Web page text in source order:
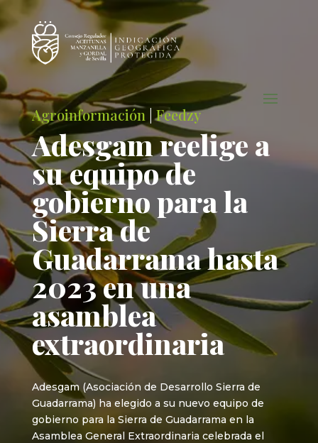
Agroinformación |Feedzy
Adesgam reelige a
su equipo de
gobierno para la
Sierra de
Guadarrama hasta
2023 en una
asamblea
extraordinaria
Adesgam (Asociación de Desarrollo Sierra de
Guadarrama) ha elegido a su nuevo equipo de
gobierno para la Sierra de Guadarrama en la
Asamblea General Extraordinaria celebrada el